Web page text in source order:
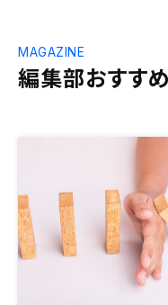
編集部おすす
MAGAZINE